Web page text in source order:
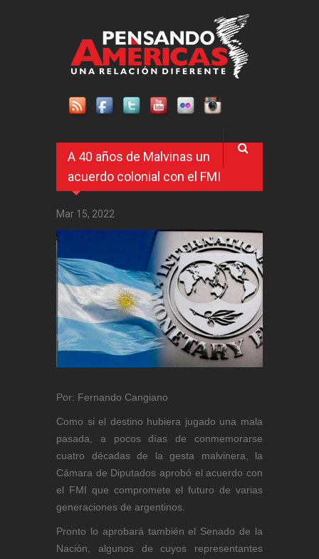
A 40 años de Malvinas un
acuerdo colonial con el FMI
Mar 15, 2022
Por: Fernando Cangiano
Como si el destino hubiera jugado una mala
pasada, a pocos días de conmemorarse
cuatro décadas de la gesta malvinera, la
Cámara de Diputados aprobó el acuerdo con
el FMI que compromete el futuro de varias
generaciones de argentinos.
Pronto lo aprobará también el Senado de la
Nación, algunos de cuyos representantes